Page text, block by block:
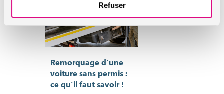
Refuser
Remorquage d’une
voiture sans permis :
ce qu’il faut savoir !